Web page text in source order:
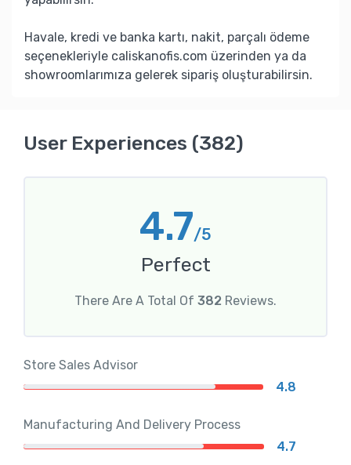
Havale, kredi ve banka kartı, nakit, parçalı ödeme
seçenekleriyle caliskanofis.com üzerinden ya da
showroomlarımıza gelerek sipariş oluşturabilirsin.
User Experiences (382)
4.7/5
Perfect
There Are A Total Of 382 Reviews.
Store Sales Advisor
4.8
Manufacturing And Delivery Process
4.7